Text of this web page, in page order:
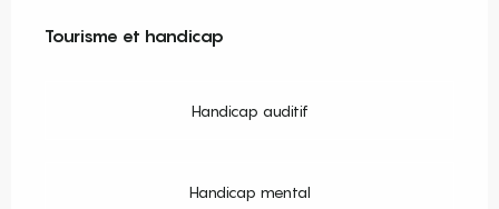
Tourisme et handicap
Tourisme et handicap
Handicap auditif
Handicap mental